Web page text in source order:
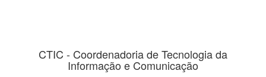
CTIC - Coordenadoria de Tecnologia da
Informação e Comunicação